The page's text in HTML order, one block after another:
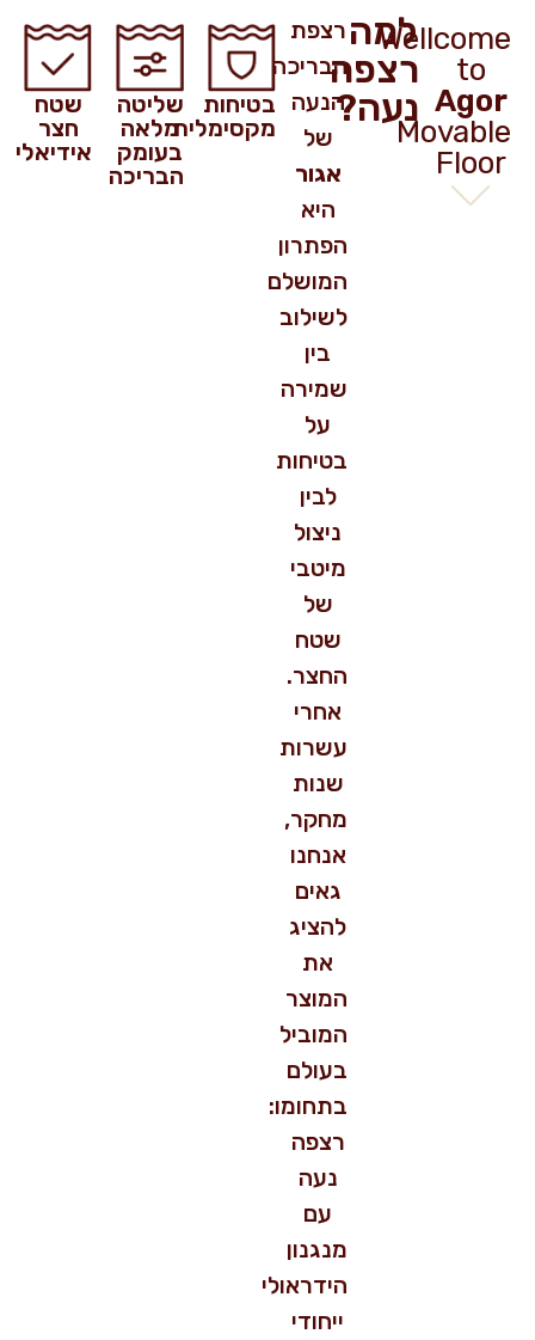
Wellcome
to
Agor
Movable
Floor
למה
רצפה
נעה?
רצפת
הבריכה
הנעה
של
אגור
היא
הפתרון
המושלם
לשילוב
בין
שמירה
על
בטיחות
לבין
ניצול
מיטבי
של
שטח
החצר.
אחרי
עשרות
שנות
מחקר,
אנחנו
גאים
להציג
את
המוצר
המוביל
בעולם
בתחומו:
רצפה
נעה
עם
מנגנון
הידראולי
ייחודי
בטיחות
מקסימלית
שליטה
מלאה
בעומק
הבריכה
שטח
חצר
אידיאלי